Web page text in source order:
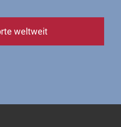
weltweit